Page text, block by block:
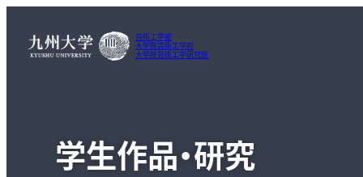
芸術工学部
大学院芸術工学府
大学院芸術工学研究院
学生作品・研究